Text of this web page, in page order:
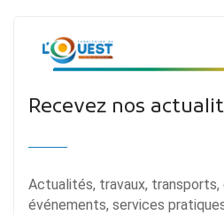
Recevez nos
Actualités, travaux, transports,
événements, services